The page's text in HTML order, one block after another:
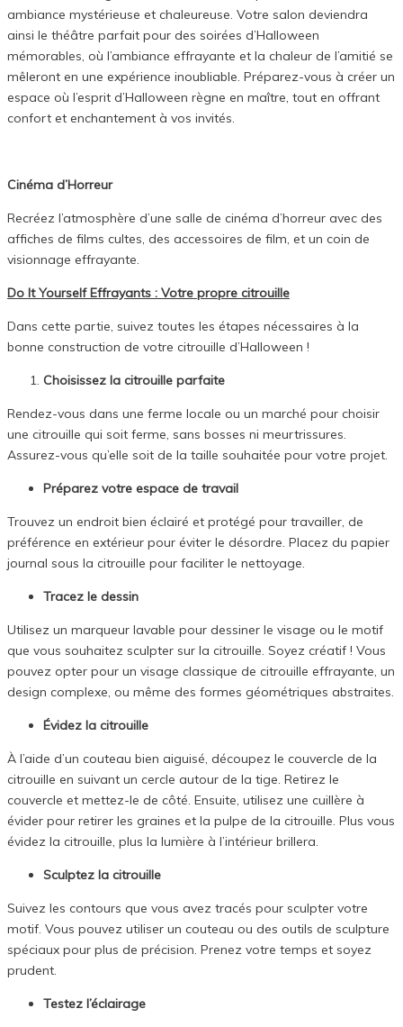
ambiance mystérieuse et chaleureuse. Votre salon deviendra
ainsi le théâtre parfait pour des soirées d’Halloween
mémorables, où l’ambiance effrayante et la chaleur de l’amitié se
mêleront en une expérience inoubliable. Préparez-vous à créer un
espace où l’esprit d’Halloween règne en maître, tout en offrant
confort et enchantement à vos invités.
Cinéma d’Horreur
Recréez l’atmosphère d’une salle de cinéma d’horreur avec des
affiches de films cultes, des accessoires de film, et un coin de
visionnage effrayante.
Do It Yourself Effrayants : Votre propre citrouille
Dans cette partie, suivez toutes les étapes nécessaires à la
bonne construction de votre citrouille d’Halloween !
Choisissez la citrouille parfaite
Rendez-vous dans une ferme locale ou un marché pour choisir
une citrouille qui soit ferme, sans bosses ni meurtrissures.
Assurez-vous qu’elle soit de la taille souhaitée pour votre projet.
Préparez votre espace de travail
Trouvez un endroit bien éclairé et protégé pour travailler, de
préférence en extérieur pour éviter le désordre. Placez du papier
journal sous la citrouille pour faciliter le nettoyage.
Tracez le dessin
Utilisez un marqueur lavable pour dessiner le visage ou le motif
que vous souhaitez sculpter sur la citrouille. Soyez créatif ! Vous
pouvez opter pour un visage classique de citrouille effrayante, un
design complexe, ou même des formes géométriques abstraites.
Évidez la citrouille
À l’aide d’un couteau bien aiguisé, découpez le couvercle de la
citrouille en suivant un cercle autour de la tige. Retirez le
couvercle et mettez-le de côté. Ensuite, utilisez une cuillère à
évider pour retirer les graines et la pulpe de la citrouille. Plus vous
évidez la citrouille, plus la lumière à l’intérieur brillera.
Sculptez la citrouille
Suivez les contours que vous avez tracés pour sculpter votre
motif. Vous pouvez utiliser un couteau ou des outils de sculpture
spéciaux pour plus de précision. Prenez votre temps et soyez
prudent.
Testez l’éclairage